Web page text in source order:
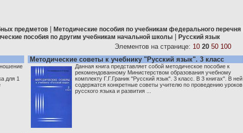
предметов Методические пособия по учебникам федерального перечня
пособия по другим учебникам начальной школы Русский язык
Элементов на странице: 10 20 50 100
для 1
Методические советы к учебнику "Русский язык". 3 класс
Данная книга представляет собой методическое пособие к
рекомендованному Министерством образования учебному
комплекту Г.Г.Граник "Русский язык". 3 класс. В 3 книгах". В ней
содержатся конкретные советы учителю по проведению уроков
русского языка и развития ...